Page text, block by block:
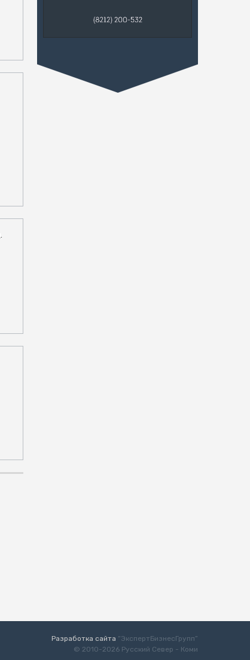
Разработка сайта “ЭкспертБизнесГрупп”
© 2010-2026 Русский Север - Коми